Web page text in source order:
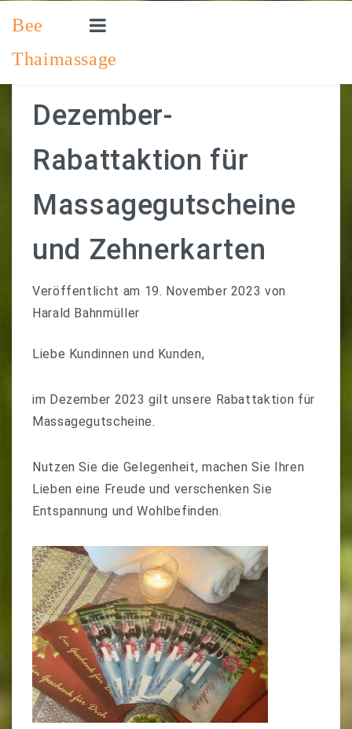
Bee
Thaimassage
IMPRESSUM
EINEN TERMIN VEREINBAREN
Dezember-
Rabattaktion für
Massagegutscheine
und Zehnerkarten
Veröffentlicht am 19. November 2023 von
Harald Bahnmüller
Liebe Kundinnen und Kunden,
im Dezember 2023 gilt unsere Rabattaktion für
Massagegutscheine.
Nutzen Sie die Gelegenheit, machen Sie Ihren
Lieben eine Freude und verschenken Sie
Entspannung und Wohlbefinden.